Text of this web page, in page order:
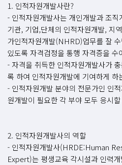
1. 인적자원개발사란?
- 인적자원개발사는 개인개발과 조
기관, 기업,단체의 인적자원개발, 지
가인적자원개발(NHRD)업무를 잘
있도록 자격검정을 통행 자격증을 수
- 자격을 취득한 인적자원개발사가
록 하여 인적자원개발에 기여하게 하
- 인적자원개발 분야의 전문가인 인
원개발이 필요한 각 부야 모두 응시
2. 인적자원개발사의 역할
- 인적자원개발사(HRDE:Human
Expert)는 평생교육 각시설과 인력